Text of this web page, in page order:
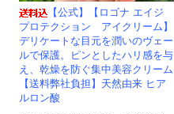
【公式】【ロゴナ エイジ
プロテクション アイクリーム】
デリケートな目元を潤いのヴェー
ルで保護。ピンとしたハリ感を与
え、乾燥を防ぐ集中美容クリーム
【送料弊社負担】天然由来 ヒア
ルロン酸